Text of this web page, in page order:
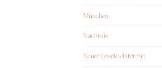
München
Nachrufe
Neuer Lesekreistermin